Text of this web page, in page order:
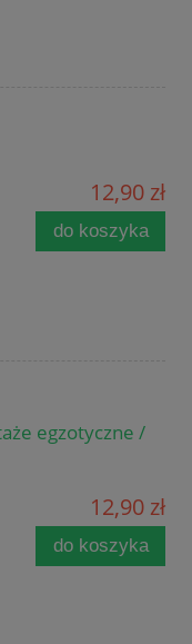
12,90 zł
do koszyka
egzotyczne /
12,90 zł
do koszyka